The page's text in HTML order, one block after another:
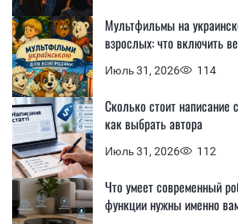
Июль 31, 2026 114
Мультфильмы на
взрослых: что включить
Июль 31, 2026 112
Сколько стоит написание
как выбрать автора
Что умеет современный
функции нужны именно